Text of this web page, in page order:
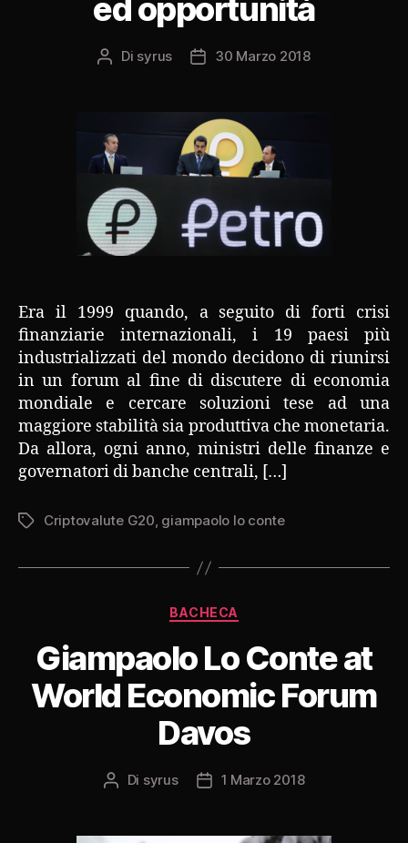
ed opportunità
Autore
Di syrus
Data30 Marzo 2018
Era il 1999 quando, a seguito di forti crisi
finanziarie internazionali, i 19 paesi più
industrializzati del mondo decidono di riunirsi
in un forum al fine di discutere di economia
mondiale e cercare soluzioni tese ad una
maggiore stabilità sia produttiva che monetaria.
Da allora, ogni anno, ministri delle finanze e
governatori di banche centrali, […]
Tag Criptovalute G20, giampaolo lo conte
Categorie
BACHECA
Giampaolo Lo Conte at
World Economic Forum
Davos
Autore
Di syrus
Data1 Marzo 2018